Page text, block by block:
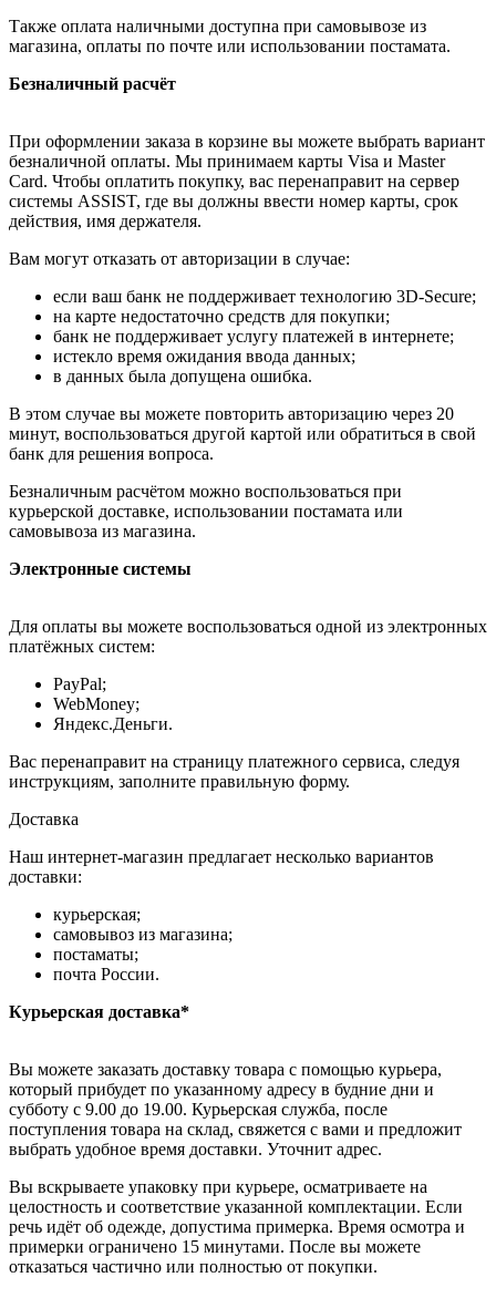
Также оплата наличными доступна при самовывозе из
магазина, оплаты по почте или использовании постамата.
Безналичный расчёт
При оформлении заказа в корзине вы можете выбрать вариант
безналичной оплаты. Мы принимаем карты Visa и Master
Card. Чтобы оплатить покупку, вас перенаправит на сервер
системы ASSIST, где вы должны ввести номер карты, срок
действия, имя держателя.
Вам могут отказать от авторизации в случае:
если ваш банк не поддерживает технологию 3D-Secure;
на карте недостаточно средств для покупки;
банк не поддерживает услугу платежей в интернете;
истекло время ожидания ввода данных;
в данных была допущена ошибка.
В этом случае вы можете повторить авторизацию через 20
минут, воспользоваться другой картой или обратиться в свой
банк для решения вопроса.
Безналичным расчётом можно воспользоваться при
курьерской доставке, использовании постамата или
самовывоза из магазина.
Электронные системы
Для оплаты вы можете воспользоваться одной из электронных
платёжных систем:
PayPal;
WebMoney;
Яндекс.Деньги.
Вас перенаправит на страницу платежного сервиса, следуя
инструкциям, заполните правильную форму.
Доставка
Наш интернет-магазин предлагает несколько вариантов
доставки:
курьерская;
самовывоз из магазина;
постаматы;
почта России.
Курьерская доставка*
Вы можете заказать доставку товара с помощью курьера,
который прибудет по указанному адресу в будние дни и
субботу с 9.00 до 19.00. Курьерская служба, после
поступления товара на склад, свяжется с вами и предложит
выбрать удобное время доставки. Уточнит адрес.
Вы вскрываете упаковку при курьере, осматриваете на
целостность и соответствие указанной комплектации. Если
речь идёт об одежде, допустима примерка. Время осмотра и
примерки ограничено 15 минутами. После вы можете
отказаться частично или полностью от покупки.